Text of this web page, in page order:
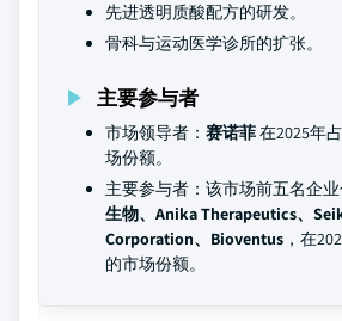
先进透明质酸配方的研发。
骨科与运动医学诊所的扩张。
主要参与者
市场领导者： 赛诺菲在2025年
场份额。
主要参与者：该市场前五名企
生物、Anika Therapeutics、
Corporation、Bioventus ，在
的市场份额。